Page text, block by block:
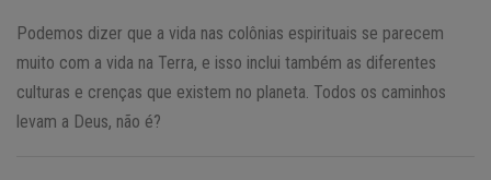
Podemos dizer que a vida nas colônias espirituais se parecem
muito com a vida na Terra, e isso inclui também as diferentes
culturas e crenças que existem no planeta. Todos os caminhos
levam a Deus, não é?